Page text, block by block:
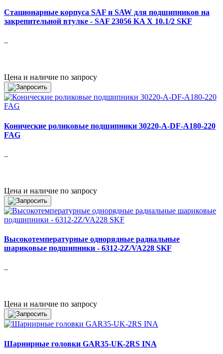
Стационарные корпуса SAF и SAW для подшипников на
закрепительной втулке - SAF 23056 KA X 10.1/2 SKF
..
Цена и наличие по запросу
Конические роликовые подшипники 30220-A-DF-A180-220
FAG
..
Цена и наличие по запросу
Высокотемпературные однорядные радиальные
шариковые подшипники - 6312-2Z/VA228 SKF
..
Цена и наличие по запросу
Шарнирные головки GAR35-UK-2RS INA